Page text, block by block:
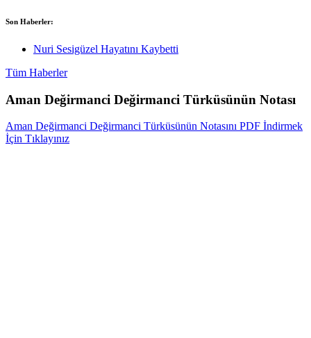
Son Haberler:
Nuri Sesigüzel Hayatını Kaybetti
Tüm Haberler
Aman Değirmanci Değirmanci Türküsünün Notası
Aman Değirmanci Değirmanci Türküsünün Notasını PDF İndirmek
İçin Tıklayınız